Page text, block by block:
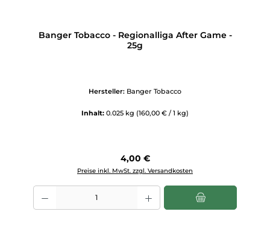
Banger Tobacco - Regionalliga After Game -
25g
Hersteller: Banger Tobacco
Inhalt: 0.025 kg (160,00 € / 1 kg)
Regulärer Preis:
4,00 €
Preise inkl. MwSt. zzgl. Versandkosten
Produkt Anzahl: Gib den gewünschten Wert ein oder benutze die